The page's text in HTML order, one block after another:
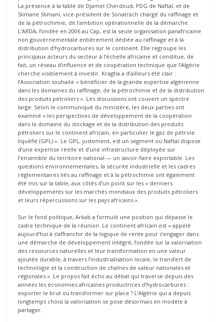
La présence à la table de Djamel Cherdoud, PDG de Naftal, et de
Slimane Slimani, vice-président de Sonatrach chargé du raffinage et
de la pétrochimie, dit l’ambition opérationnelle de la démarche.
L’ARDA, fondée en 2006 au Cap, est la seule organisation panafricaine
non gouvernementale entièrement dédiée au raffinage et à la
distribution d’hydrocarbures sur le continent. Elle regroupe les
principaux acteurs du secteur à l’échelle africaine et constitue, de
fait, un réseau d’influence et de coopération technique que l’Algérie
cherche visiblement à investir. Kragha a d’ailleurs été clair :
l’Association souhaite « bénéficier de la grande expertise algérienne
dans les domaines du raffinage, de la pétrochimie et de la distribution
des produits pétroliers ». Les discussions ont couvert un spectre
large. Selon le communiqué du ministère, les deux parties ont
examiné « les perspectives de développement de la coopération
dans le domaine du stockage et de la distribution des produits
pétroliers sur le continent africain, en particulier le gaz de pétrole
liquéfié (GPL) ». Le GPL, justement, est un segment où Naftal dispose
d’une expertise réelle et d’une infrastructure déployée sur
l’ensemble du territoire national — un savoir-faire exportable. Les
questions environnementales, la sécurité industrielle et les cadres
réglementaires liés au raffinage et à la pétrochimie ont également
été mis sur la table, aux côtés d’un point sur les « derniers
développements sur les marchés mondiaux des produits pétroliers
et leurs répercussions sur les pays africains ».
Sur le fond politique, Arkab a formulé une position qui dépasse le
cadre technique de la réunion. Le continent africain est « appelé
aujourd’hui à s’affranchir de la logique de rente pour s’engager dans
une démarche de développement intégré, fondée sur la valorisation
des ressources naturelles et leur transformation en une valeur
ajoutée durable, à travers l’industrialisation locale, le transfert de
technologie et la construction de chaînes de valeur nationales et
régionales ». Le propos fait écho au débat qui traverse depuis des
années les économies africaines productrices d’hydrocarbures :
exporter le brut ou transformer sur place ? L’Algérie qui a depuis
longtemps choisi la valorisation se pose désormais en modèle à
partager.